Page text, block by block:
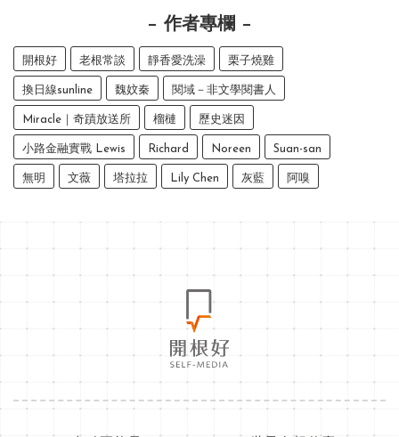
作者專欄
開根好 老根常談 靜香愛洗澡 栗子燒雞
換日線sunline 魏妏秦 閱域－非文學閱書人
Miracle｜奇蹟放送所 榴槤 歷史迷因
小路金融實戰 Lewis Richard Noreen Suan-san
無明 文薇 塔拉拉 Lily Chen 灰藍 阿嗅